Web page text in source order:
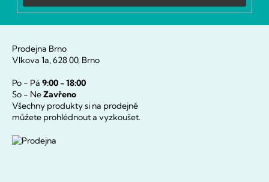
Prodejna Brno
Vlkova 1a, 628 00, Brno
Po - Pá 9:00 - 18:00
So - NeZavřeno
Všechny produkty si na prodejně
můžete prohlédnout a vyzkoušet.